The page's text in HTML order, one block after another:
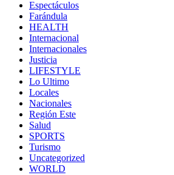
Espectáculos
Farándula
HEALTH
Internacional
Internacionales
Justicia
LIFESTYLE
Lo Ultimo
Locales
Nacionales
Región Este
Salud
SPORTS
Turismo
Uncategorized
WORLD